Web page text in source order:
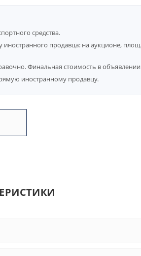
средства.
продавца: на аукционе,
Финальная стоимость в
иностранному продавцу.